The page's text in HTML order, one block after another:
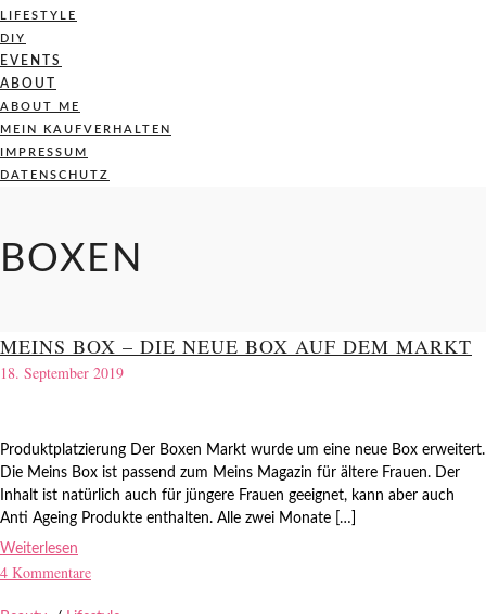
LIFESTYLE
DIY
EVENTS
ABOUT
ABOUT ME
MEIN KAUFVERHALTEN
IMPRESSUM
DATENSCHUTZ
BOXEN
MEINS BOX – DIE NEUE BOX AUF DEM MARKT
18. September 2019
Produktplatzierung Der Boxen Markt wurde um eine neue Box erweitert.
Die Meins Box ist passend zum Meins Magazin für ältere Frauen. Der
Inhalt ist natürlich auch für jüngere Frauen geeignet, kann aber auch
Anti Ageing Produkte enthalten. Alle zwei Monate […]
Weiterlesen
4 Kommentare